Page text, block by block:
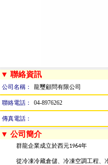
▼ 聯絡資訊
公司名稱： 龍璽顧問有限公司
聯絡電話： 04-8976262
傳真電話：
▼ 公司簡介
群龍企業成立於西元1964年
從冷凍冷藏倉儲、冷凍空調工程、